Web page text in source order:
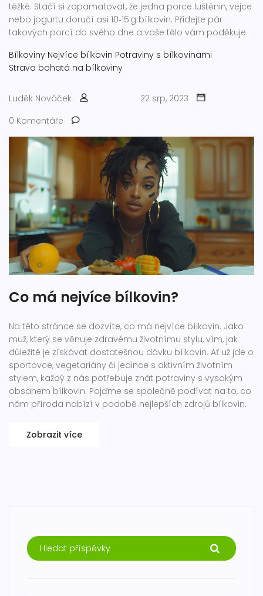
těžké. Stačí si zapamatovat, že jedna porce luštěnin, vejce
nebo jogurtu doručí asi 10‑15 g bílkovin. Přidejte pár
takových porcí do svého dne a vaše tělo vám poděkuje.
Bílkoviny Nejvíce bílkovin Potraviny s bílkovinami
Strava bohatá na bílkoviny
Luděk Nováček
22 srp, 2023
0 Komentáře
Co má nejvíce bílkovin?
Na této stránce se dozvíte, co má nejvíce bílkovin. Jako
muž, který se věnuje zdravému životnímu stylu, vím, jak
důležité je získávat dostatešnou dávku bílkovin. Ať už jde o
sportovce, vegetariány či jedince s aktivním životním
stylem, každý z nás potřebuje znát potraviny s vysokým
obsahem bílkovin. Pojďme se společně podívat na to, co
nám příroda nabízí v podobě nejlepších zdrojů bílkovin.
Zobrazit více